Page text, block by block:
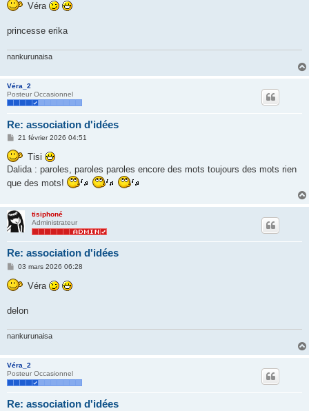
s
s
g
e
Véra
princesse erika
nankurunaisa
Véra_2
Posteur Occasionnel
Re: association d'idées
M
s
s
a
e
21 février 2026 04:51
Tisi
Dalida : paroles, paroles paroles encore des mots toujours des mots rien
que des mots!
tisiphoné
Administrateur
Re: association d'idées
M
s
s
g
e
03 mars 2026 06:28
Véra
delon
nankurunaisa
Véra_2
Posteur Occasionnel
Re: association d'idées